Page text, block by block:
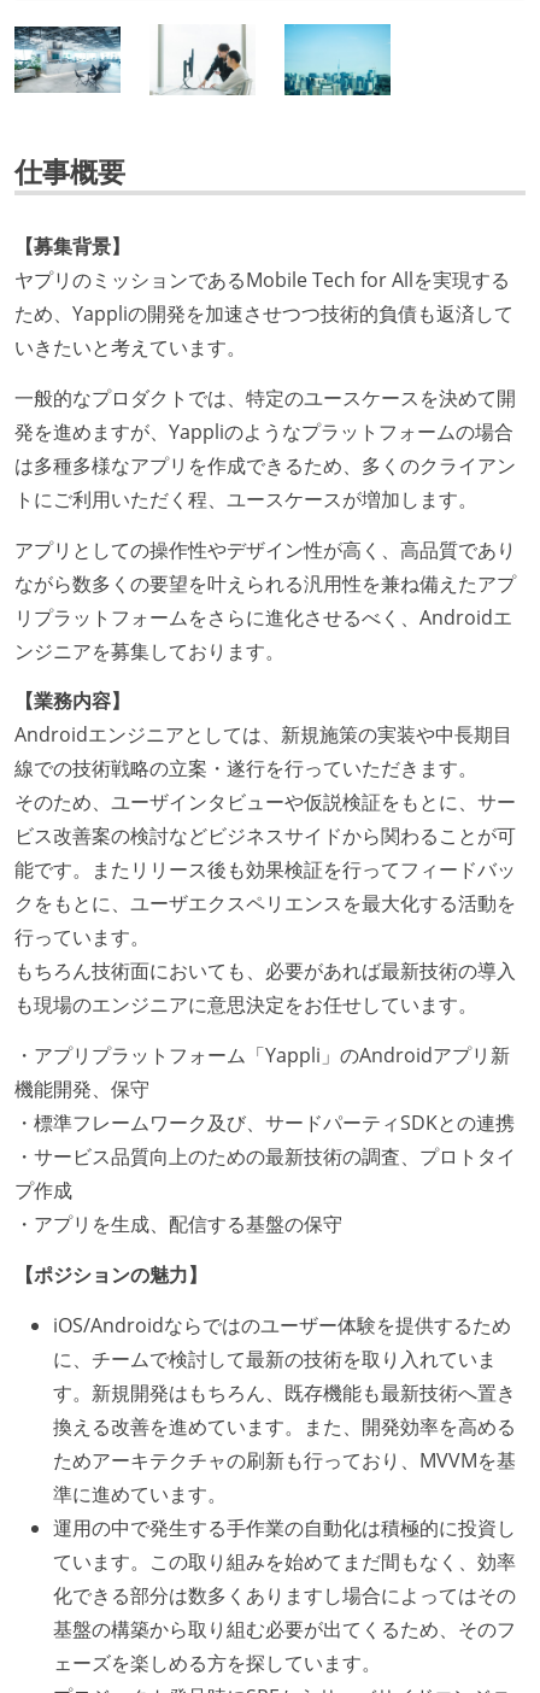
仕事概要
【募集背景】
ヤプリのミッションであるMobile Tech for Allを実現する
ため、Yappliの開発を加速させつつ技術的負債も返済して
いきたいと考えています。
一般的なプロダクトでは、特定のユースケースを決めて開
発を進めますが、Yappliのようなプラットフォームの場合
は多種多様なアプリを作成できるため、多くのクライアン
トにご利用いただく程、ユースケースが増加します。
アプリとしての操作性やデザイン性が高く、高品質であり
ながら数多くの要望を叶えられる汎用性を兼ね備えたアプ
リプラットフォームをさらに進化させるべく、Androidエ
ンジニアを募集しております。
【業務内容】
Androidエンジニアとしては、新規施策の実装や中長期目
線での技術戦略の立案・遂行を行っていただきます。
そのため、ユーザインタビューや仮説検証をもとに、サー
ビス改善案の検討などビジネスサイドから関わることが可
能です。またリリース後も効果検証を行ってフィードバッ
クをもとに、ユーザエクスペリエンスを最大化する活動を
行っています。
もちろん技術面においても、必要があれば最新技術の導入
も現場のエンジニアに意思決定をお任せしています。
・アプリプラットフォーム「Yappli」のAndroidアプリ新
機能開発、保守
・標準フレームワーク及び、サードパーティSDKとの連携
・サービス品質向上のための最新技術の調査、プロトタイ
プ作成
・アプリを生成、配信する基盤の保守
【ポジションの魅力】
iOS/Androidならではのユーザー体験を提供するため
に、チームで検討して最新の技術を取り入れていま
す。新規開発はもちろん、既存機能も最新技術へ置き
換える改善を進めています。また、開発効率を高める
ためアーキテクチャの刷新も行っており、MVVMを基
準に進めています。
運用の中で発生する手作業の自動化は積極的に投資し
ています。この取り組みを始めてまだ間もなく、効率
化できる部分は数多くありますし場合によってはその
基盤の構築から取り組む必要が出てくるため、そのフ
ェーズを楽しめる方を探しています。